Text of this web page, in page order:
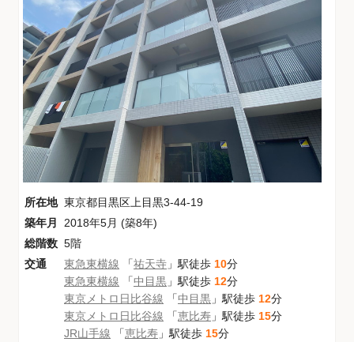
所在地 東京都目黒区上目黒3-44-19
築年月
2018年5月 (築8年)
総階数 5階
交通
東急東横線 「祐天寺 」駅徒歩 10分
東急東横線 「中目黒 」駅徒歩 12分
東京メトロ日比谷線 「中目黒 」駅徒歩 12分
東京メトロ日比谷線 「恵比寿 」駅徒歩 15分
JR山手線 「恵比寿 」駅徒歩 15分